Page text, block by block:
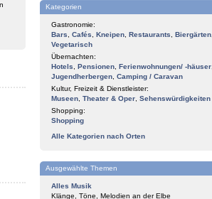
Kategorien
Gastronomie:
Bars
Cafés Kneipen Restaurants Biergärten
Vegetarisch
Übernachten:
Hotels
Pensionen Ferienwohnungen/ -häuser
Jugendherbergen Camping / Caravan
Kultur, Freizeit & Dienstleister:
Museen Theater & Oper Sehenswürdigkeiten
Shopping:
Shopping
Alle Kategorien nach Orten
Ausgewählte Themen
Alles Musik
Klänge, Töne, Melodien an der Elbe